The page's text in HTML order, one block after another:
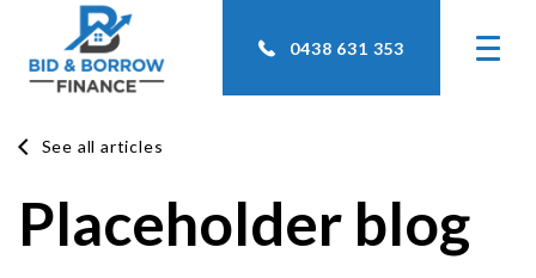
0438 631 353
See all articles
Placeholder blog